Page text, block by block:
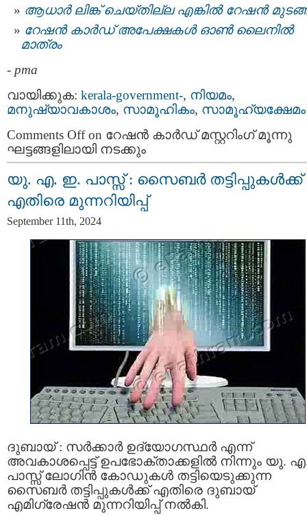
ആധാർ ലിങ്ക് ചെയ്തില്ല എങ്കിൽ റേഷന്‍
റേഷന്‍ കാര്‍ഡ് അപേക്ഷകള്‍ ഓണ്‍ ലൈനില്‍
മാത്രം
- pma
വായിക്കുക: kerala-government-, നിയമം,
മനുഷ്യാവകാശം, സാമൂഹികം, സാമൂഹ്യക്ഷേമം
Comments Offon റേഷന്‍ കാര്‍ഡ് മസ്റ്ററിംഗ് മൂന്നു
ഘട്ടങ്ങളിലായി നടക്കും
യു. എ. ഇ. പാസ്സ് : സൈബർ തട്ടിപ്പുകൾക്ക്
എതിരെ മുന്നറിയിപ്പ്
September 11th, 2024
ദുബായ് : സർക്കാർ ഉദ്യോഗസ്ഥർ എന്ന്
അവകാശപ്പെട്ട് ഉപഭോക്താക്കളിൽ നിന്നും യു.
പാസ്സ് ലോഗിൻ കോഡുകൾ തട്ടിയെടുക്കുന്ന
സൈബർ തട്ടിപ്പുകൾക്ക് എതിരെ ദുബായ്
എമിഗ്രേഷൻ മുന്നറിയിപ്പ് നൽകി.